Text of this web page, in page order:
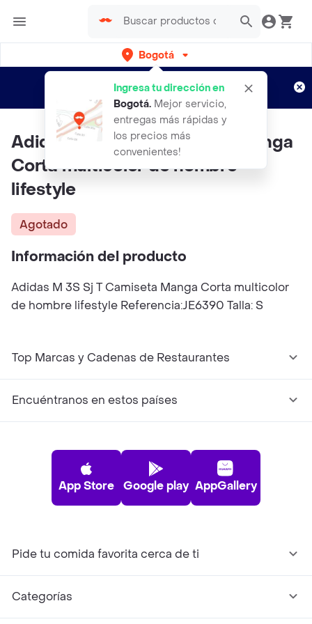
Bogotá
Ingresa tu dirección en
Bogotá. Mejor servicio,
entregas más rápidas y
los precios más
convenientes!
envíos gratis por semanas
Aplican TyC
Adidas M 3S Sj T Camiseta Manga
Corta multicolor de hombre
lifestyle
Agotado
Información del producto
Adidas M 3S Sj T Camiseta Manga Corta multicolor
de hombre lifestyle Referencia:JE6390 Talla: S
Top Marcas y Cadenas de Restaurantes
Encuéntranos en estos países
App Store Google play AppGallery
Pide tu comida favorita cerca de ti
Categorías